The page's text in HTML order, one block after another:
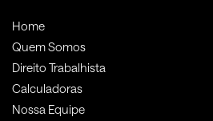
Home
Quem Somos
Direito Trabalhista
Calculadoras
Nossa Equipe